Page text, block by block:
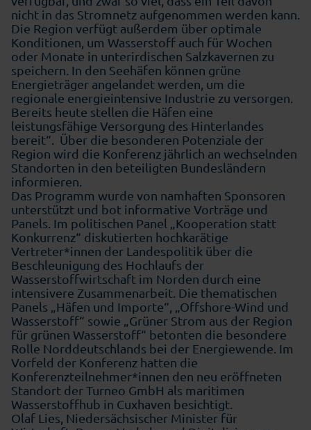
nicht in das Stromnetz aufgenommen werden kann.
Die Region verfügt außerdem über optimale
Konditionen, um Wasserstoff auch für Wochen
oder Monate in unterirdischen Salzkavernen zu
speichern. In den Seehäfen können grüne
Energieträger angelandet werden, um die
regionale energieintensive Industrie zu versorgen.
Bereits heute stellen die Häfen eine
leistungsfähige Versorgung des Hinterlandes
bereit“. Über die besonderen Potenziale der
Region wird die Konferenz jährlich an wechselnden
Standorten in den beteiligten Bundesländern
informieren.
Das Programm wurde von namhaften Sponsoren
unterstützt und bot informative Vorträge und
Panels. Im politischen Panel „Kooperation statt
Konkurrenz“ diskutierten hochkarätige
Vertreter*innen der Landespolitik über die
Beschleunigung des Hochlaufs der
Wasserstoffwirtschaft im Norden durch eine
intensivere Zusammenarbeit. Die thematischen
Panels „Häfen und Importe“, „Offshore-Wind und
Wasserstoff“ sowie „Grüner Strom aus der Region
für grünen Wasserstoff“ betonten die besondere
Rolle Norddeutschlands bei der Energiewende. Im
Vorfeld der Konferenz hatten die
Konferenzteilnehmer*innen den neu eröffneten
Standort der Turneo GmbH als maritimen
Wasserstoffhub in Cuxhaven besichtigt.
Olaf Lies, Niedersächsischer Minister für